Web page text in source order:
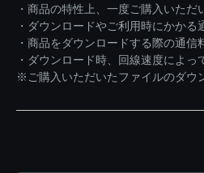
・商品の特性上、一度ご購入いた
・ダウンロードやご利用時にかかる
・商品をダウンロードする際の通
・ダウンロード時、回線速度によ
※ご購入いただいたファイルのダウ